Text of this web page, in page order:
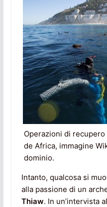
Operazioni di
de Africa, immagine
dominio.
Intanto, qualcosa si
alla passione di un
Thiaw. In un’intervista al